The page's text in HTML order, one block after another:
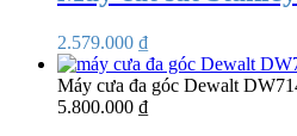
2.579.000 ₫
Máy cưa đa góc Dewalt
5.800.000 ₫